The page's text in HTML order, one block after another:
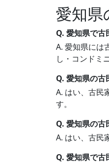
愛知
Q. 愛知県で古
A. 愛知県には
し・コンドミ
Q. 愛知県の古
A. はい、古民
す。
Q. 愛知県の古
A. はい、古民
Q. 愛知県で古